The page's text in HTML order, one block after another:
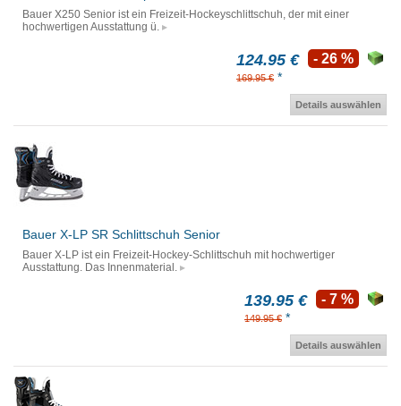
Bauer X250 Senior ist ein Freizeit-Hockeyschlittschuh, der mit einer
hochwertigen Ausstattung ü.
124.95 €
169.95 € *
- 26 %
Details auswählen
Bauer X-LP SR Schlittschuh Senior
Bauer X-LP ist ein Freizeit-Hockey-Schlittschuh mit hochwertiger
Ausstattung. Das Innenmaterial.
139.95 €
149.95 € *
- 7 %
Details auswählen